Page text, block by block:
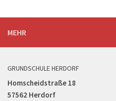
MEHR
GRUNDSCHULE HERDORF
Homscheidstraße 18
57562 Herdorf